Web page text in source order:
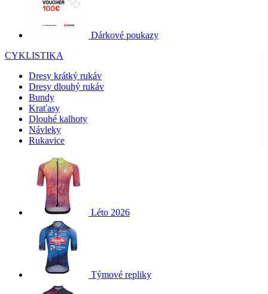
Dárkové poukazy
CYKLISTIKA
Dresy krátký rukáv
Dresy dlouhý rukáv
Bundy
Kraťasy
Dlouhé kalhoty
Návleky
Rukavice
Léto 2026
Týmové repliky